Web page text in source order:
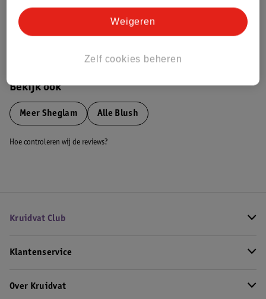
Bekijk ook
Meer Sheglam Alle Blush
Hoe controleren wij de reviews?
Kruidvat Club
Klantenservice
Over Kruidvat
Zelf cookies beheren
Weigeren